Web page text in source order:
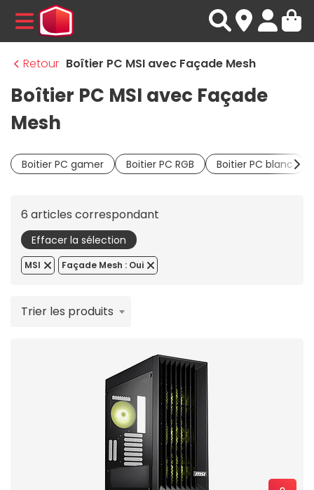
MENU
Retour Boîtier PC MSI avec Façade Mesh
Boîtier PC MSI avec Façade
Mesh
Boitier PC gamer Boitier PC RGB Boitier PC blanc
6 articles correspondant
Effacer la sélection
MSI Façade Mesh : Oui
Trier les produits